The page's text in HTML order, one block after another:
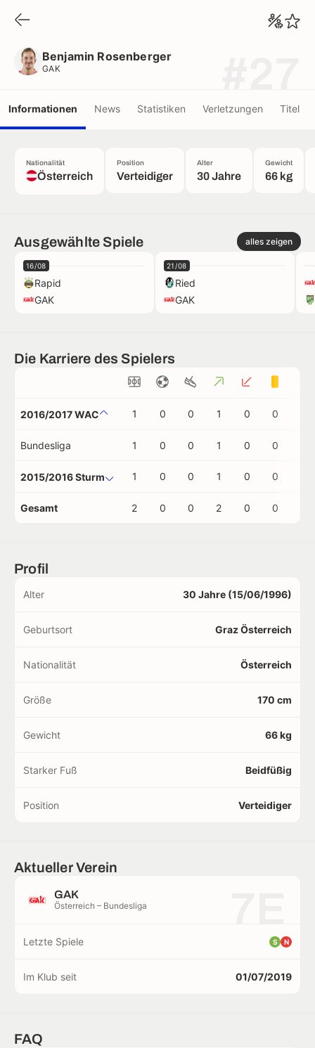
Benjamin Rosenberger
GAK
Informationen News Statistiken Verletzungen Titel
Nationalität
Österreich
Position
Verteidiger
Alter
30 Jahre
Gewicht
66 kg
Ausgewählte Spiele alles zeigen
16/08
Rapid
GAK
21/08
Ried
GAK
Die Karriere des Spielers
2016/2017 WAC 1 0 0 1 0 0
Bundesliga 1 0 0 1 0 0
2015/2016 Sturm 1 0 0 1 0 0
Gesamt 2 0 0 2 0 0
Profil
Alter 30 Jahre (15/06/1996)
Geburtsort Graz Österreich
Nationalität Österreich
Größe 170 cm
Gewicht 66 kg
Starker Fuß Beidfüßig
Position Verteidiger
Aktueller Verein
GAK
Österreich – Bundesliga
Letzte Spiele S N
Im Klub seit 01/07/2019
FAQ